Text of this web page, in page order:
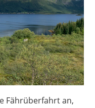
Fährüberfahrt an,